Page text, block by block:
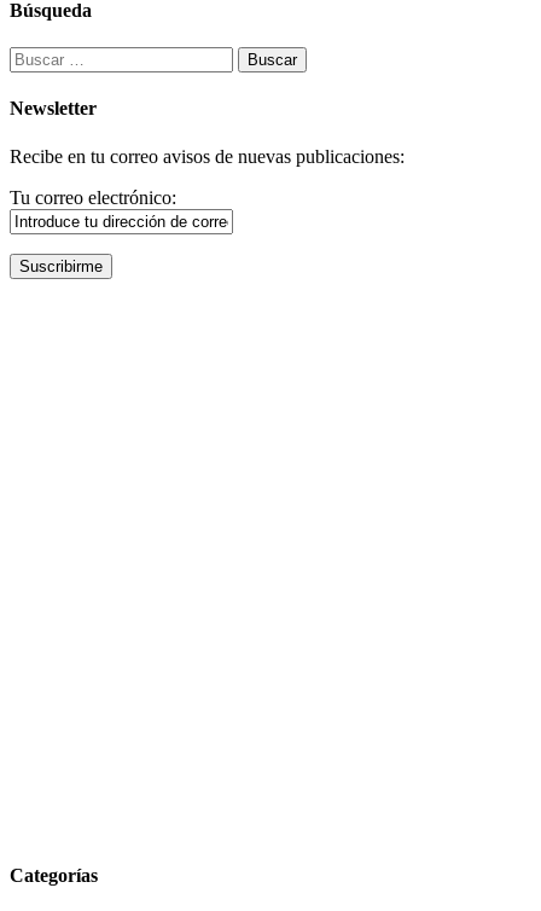
Búsqueda
Buscar:
Newsletter
Recibe en tu correo avisos de nuevas publicaciones:
Tu correo electrónico:
Categorías